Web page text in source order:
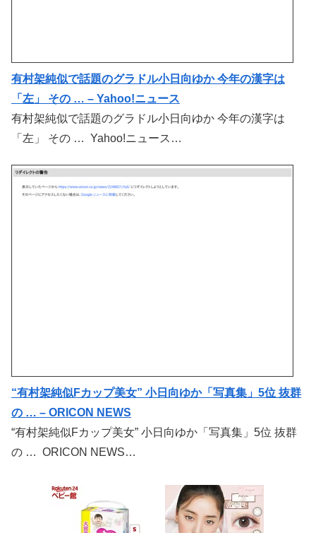
有村架純似で話題のグラドル小日向ゆか 今年の漢字は
「左」 その … – Yahoo!ニュース
有村架純似で話題のグラドル小日向ゆか 今年の漢字は
「左」 その … Yahoo!ニュース…
“有村架純似Fカップ美女” 小日向ゆか「写真集」5位 抜群
の … – ORICON NEWS
“有村架純似Fカップ美女” 小日向ゆか「写真集」5位 抜群
の … ORICON NEWS…